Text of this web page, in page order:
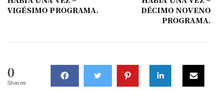
VIGÉSIMO PROGRAMA.
DÉCIMO NOVENO
PROGRAMA.
0
Shares